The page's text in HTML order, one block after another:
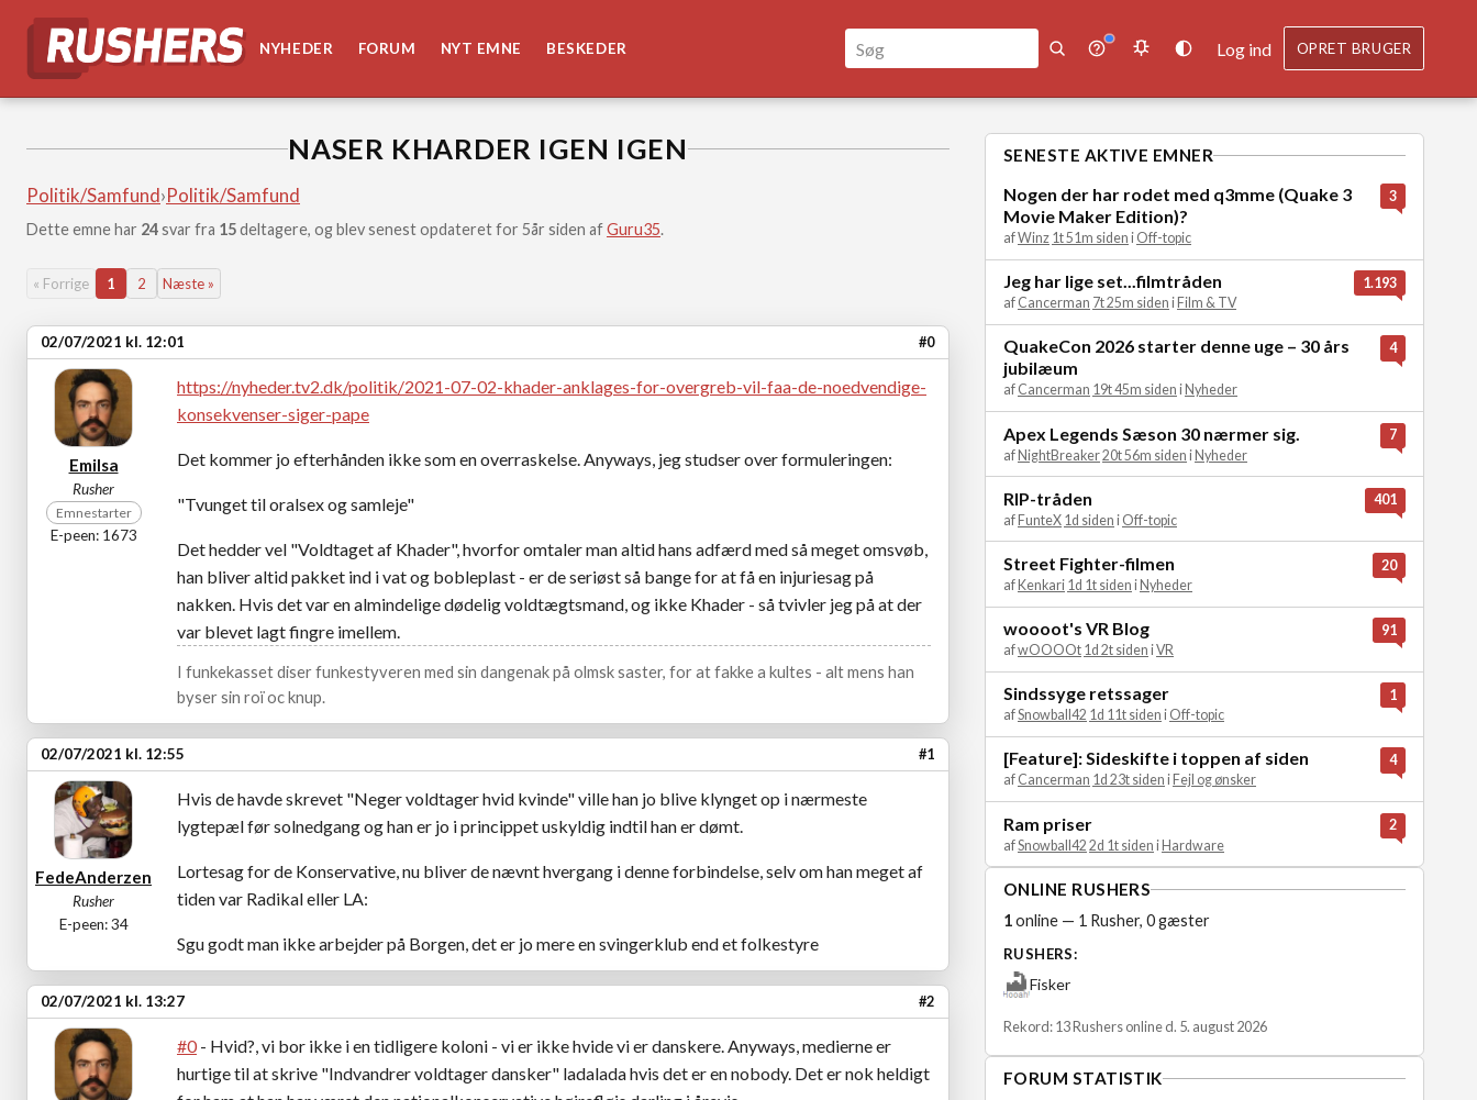
NYHEDER FORUM NYT EMNE BESKEDER Log ind OPRET BRUGER
NASER KHARDER IGEN IGEN
Politik/Samfund›Politik/Samfund
Dette emne har 24svar fra 15deltagere, og blev senest opdateret for 5år siden afGuru35.
« Forrige 1 2 Næste »
02/07/2021 kl. 12:01 #0
Emilsa
Rusher
Emnestarter
E-peen: 1673
https://nyheder.tv2.dk/politik/2021-07-02-khader-anklages-for-overgreb-vil-faa-de-noedvendige-
konsekvenser-siger-pape
Det kommer jo efterhånden ikke som en overraskelse. Anyways, jeg studser over formuleringen:
"Tvunget til oralsex og samleje"
Det hedder vel "Voldtaget af Khader", hvorfor omtaler man altid hans adfærd med så meget omsvøb,
han bliver altid pakket ind i vat og bobleplast - er de seriøst så bange for at få en injuriesag på
nakken. Hvis det var en almindelige dødelig voldtægtsmand, og ikke Khader - så tvivler jeg på at der
var blevet lagt fingre imellem.
I funkekasset diser funkestyveren med sin dangenak på olmsk saster, for at fakke a kultes - alt mens han
byser sin roï oc knup.
02/07/2021 kl. 12:55 #1
FedeAnderzen
Rusher
E-peen: 34
Hvis de havde skrevet "Neger voldtager hvid kvinde" ville han jo blive klynget op i nærmeste
lygtepæl før solnedgang og han er jo i princippet uskyldig indtil han er dømt.
Lortesag for de Konservative, nu bliver de nævnt hvergang i denne forbindelse, selv om han meget af
tiden var Radikal eller LA:
Sgu godt man ikke arbejder på Borgen, det er jo mere en svingerklub end et folkestyre
02/07/2021 kl. 13:27 #2
#0- Hvid?, vi bor ikke i en tidligere koloni - vi er ikke hvide vi er danskere. Anyways, medierne er
hurtige til at skrive "Indvandrer voldtager dansker" ladalada hvis det er en nobody. Det er nok heldigt
SENESTE AKTIVE EMNER
Nogen der har rodet med q3mme (Quake 3
Movie Maker Edition)?
afWinz 1t 51m siden i Off-topic
3
Jeg har lige set...filmtråden
af Cancerman 7t 25m siden i Film & TV
1.193
QuakeCon 2026 starter denne uge – 30 års
jubilæum
af Cancerman 19t 45m siden i Nyheder
4
Apex Legends Sæson 30 nærmer sig.
afNightBreaker20t 56m siden iNyheder
7
RIP-tråden
afFunteX 1d siden i Off-topic
401
Street Fighter-filmen
af Kenkari 1d 1t siden i Nyheder
20
woooot's VR Blog
afwOOOOt 1d 2t siden iVR
91
Sindssyge retssager
afSnowball42 1d 11t siden i Off-topic
1
[Feature]: Sideskifte i toppen af siden
af Cancerman 1d 23t siden i Fejl og ønsker
4
Ram priser
afSnowball42 2d 1t siden iHardware
2
ONLINE RUSHERS
1online — 1 Rusher, 0 gæster
RUSHERS:
Fisker
Rekord: 13 Rushers online d. 5. august 2026
FORUM STATISTIK